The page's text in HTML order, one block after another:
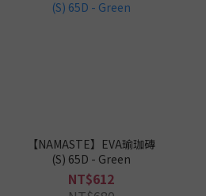
【NAMASTE】EVA瑜珈磚
(S) 65D - Green
NT$612